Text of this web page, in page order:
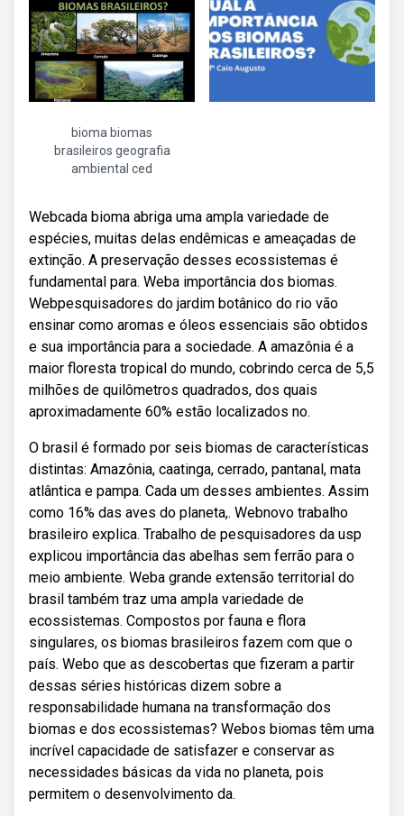
bioma biomas
brasileiros geografia
ambiental ced
Webcada bioma abriga uma ampla variedade de
espécies, muitas delas endêmicas e ameaçadas de
extinção. A preservação desses ecossistemas é
fundamental para. Weba importância dos biomas.
Webpesquisadores do jardim botânico do rio vão
ensinar como aromas e óleos essenciais são obtidos
e sua importância para a sociedade. A amazônia é a
maior floresta tropical do mundo, cobrindo cerca de 5,5
milhões de quilômetros quadrados, dos quais
aproximadamente 60% estão localizados no.
O brasil é formado por seis biomas de características
distintas: Amazônia, caatinga, cerrado, pantanal, mata
atlântica e pampa. Cada um desses ambientes. Assim
como 16% das aves do planeta,. Webnovo trabalho
brasileiro explica. Trabalho de pesquisadores da usp
explicou importância das abelhas sem ferrão para o
meio ambiente. Weba grande extensão territorial do
brasil também traz uma ampla variedade de
ecossistemas. Compostos por fauna e flora
singulares, os biomas brasileiros fazem com que o
país. Webo que as descobertas que fizeram a partir
dessas séries históricas dizem sobre a
responsabilidade humana na transformação dos
biomas e dos ecossistemas? Webos biomas têm uma
incrível capacidade de satisfazer e conservar as
necessidades básicas da vida no planeta, pois
permitem o desenvolvimento da.